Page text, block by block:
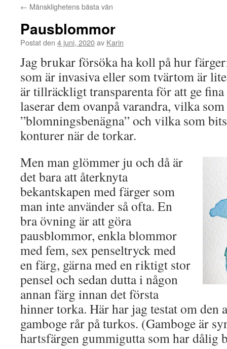
← Mänsklighetens bästa vän
Pausblommor
Postat den 4 juni, 2020av Karin
Jag brukar försöka ha koll på hur
som är invasiva eller som tvärtom är
är tillräckligt transparenta för att ge
laserar dem ovanpå varandra, vilka
”blomningsbenägna” och vilka som
konturer när de torkar.
Men man glömmer ju och då är
det bara att återknyta
bekantskapen med färger som
man inte använder så ofta. En
bra övning är att göra
pausblommor, enkla blommor
med fem, sex penseltryck med
en färg, gärna med en riktigt stor
pensel och sedan dutta i någon
annan färg innan det första
hinner torka. Här har jag testat om den
gamboge rår på turkos. (Gamboge är
hartsfärgen gummigutta som har dålig